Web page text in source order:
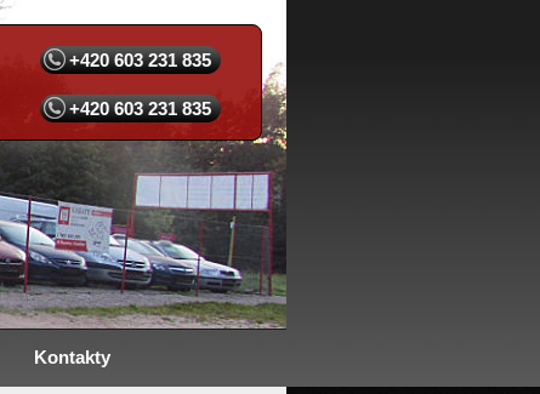
+420 603 231 835
+420 603 231 835
Kontakty